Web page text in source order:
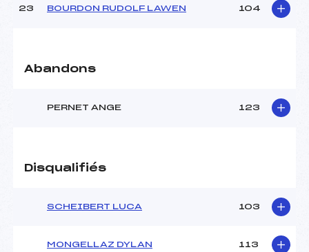
23 BOURDON RUDOLF LAWEN 104
Abandons
PERNET ANGE 123
Disqualifiés
SCHEIBERT LUCA 103
MONGELLAZ DYLAN 113